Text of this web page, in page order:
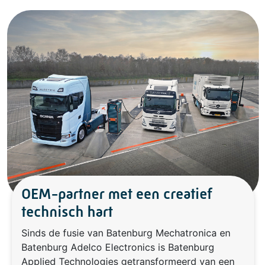
OEM-partner met een creatief
technisch hart
Sinds de fusie van Batenburg Mechatronica en
Batenburg Adelco Electronics is Batenburg
Applied Technologies getransformeerd van een